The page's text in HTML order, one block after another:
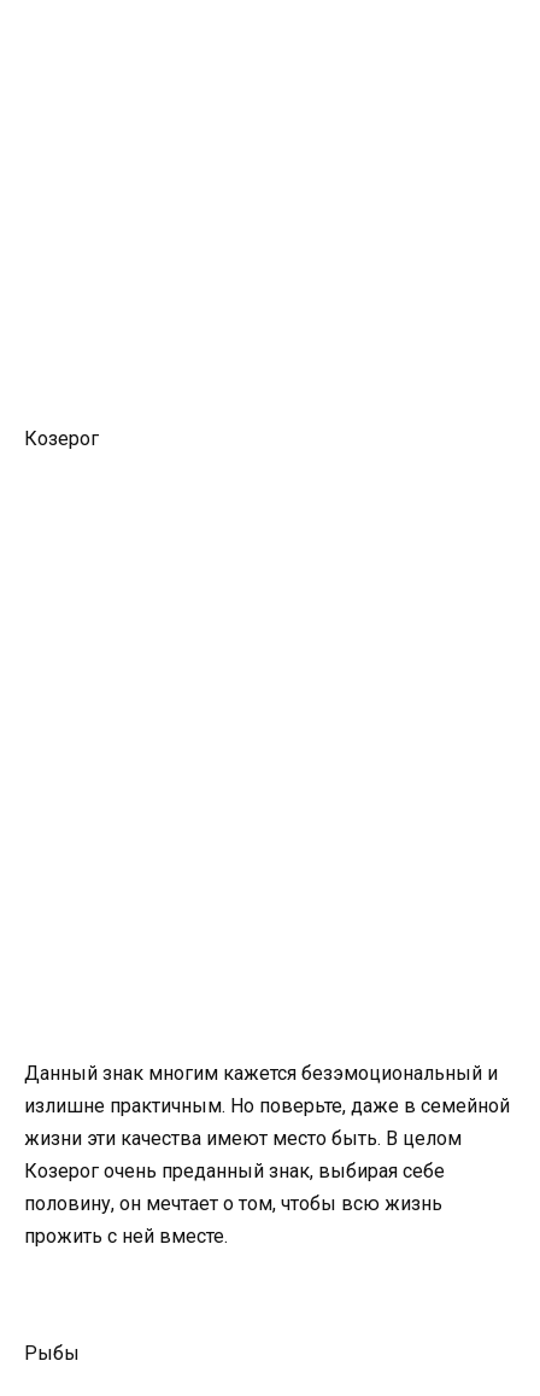
Козерог
Данный знак многим кажется безэмоциональный и
излишне практичным. Но поверьте, даже в семейной
жизни эти качества имеют место быть. В целом
Козерог очень преданный знак, выбирая себе
половину, он мечтает о том, чтобы всю жизнь
прожить с ней вместе.
Рыбы